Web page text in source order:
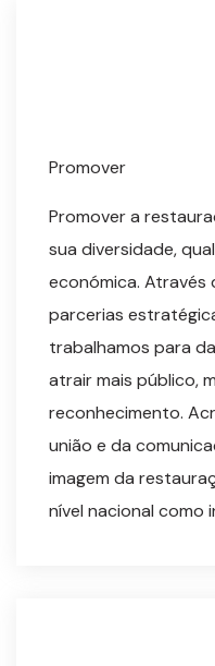
Promover
Promover a
sua diversidade,
económica. Através
parcerias
trabalhamos para
atrair mais público,
reconhecimento.
união e da
imagem da
nível nacional como